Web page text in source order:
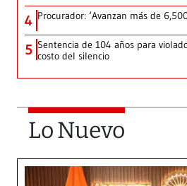
4 Procurador: ‘Avanzan más de
5 Sentencia de 104 años para
costo del silencio
Lo Nuevo